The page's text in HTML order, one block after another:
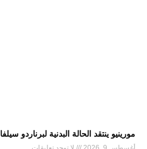
مورينيو ينتقد الحالة البدنية لبرناردو سيلفا